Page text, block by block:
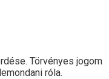
Törvényes jogom
róla.